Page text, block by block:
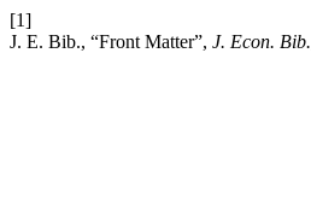
[1]
J. E. Bib., “Front Matter”, J. Econ. Bib.